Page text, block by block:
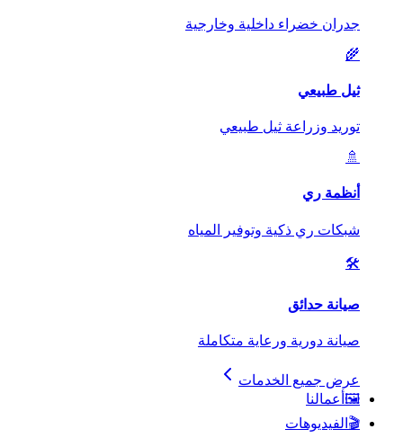
جدران خضراء داخلية وخارجية
🌾
ثيل طبيعي
توريد وزراعة ثيل طبيعي
🚿
أنظمة ري
شبكات ري ذكية وتوفير المياه
🛠️
صيانة حدائق
صيانة دورية ورعاية متكاملة
عرض جميع الخدمات
🖼️ أعمالنا
🎬 الفيديوهات